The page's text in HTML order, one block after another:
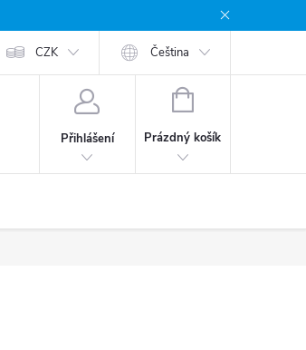
CZK Čeština
Přihlášení
NÁKUPNÍ
Prázdný košík